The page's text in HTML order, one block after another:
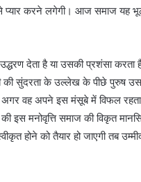
प्यार करने लगेगी। आज समाज यह
देता है या उसकी प्रशंसा
की सुंदरता के उल्लेख के पीछे पुरुष
वह अपने इस मंसूबे में विफल रहता
मनोवृत्ति समाज की विकृत
होने को तैयार हो जाएगी तब